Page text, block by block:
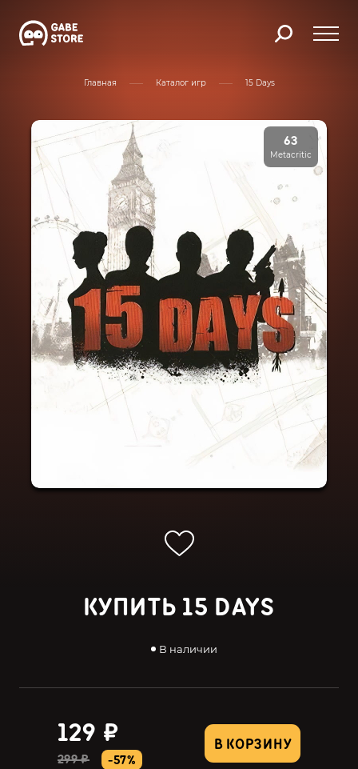
Главная Каталог игр 15 Days
63
Metacritic
КУПИТЬ 15 DAYS
В наличии
В КОРЗИНУ
129 ₽
299 ₽ -57%